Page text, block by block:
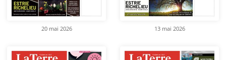
20 mai 2026 13 mai 2026